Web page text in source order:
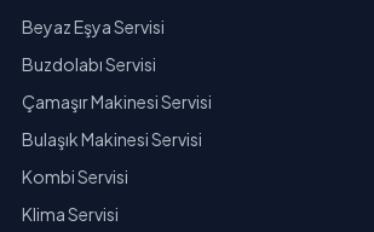
Beyaz Eşya Servisi
Buzdolabı Servisi
Çamaşır Makinesi Servisi
Bulaşık Makinesi Servisi
Kombi Servisi
Klima Servisi